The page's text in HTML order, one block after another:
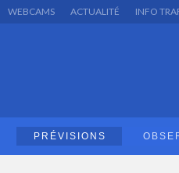
WEBCAMS ACTUALITÉ INFO
PRÉVISIONS